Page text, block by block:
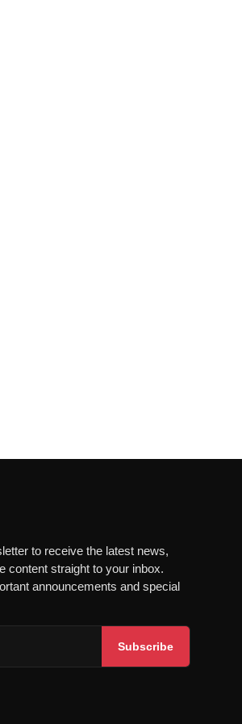
to receive the latest news,
content straight to your inbox.
announcements and special
Subscribe